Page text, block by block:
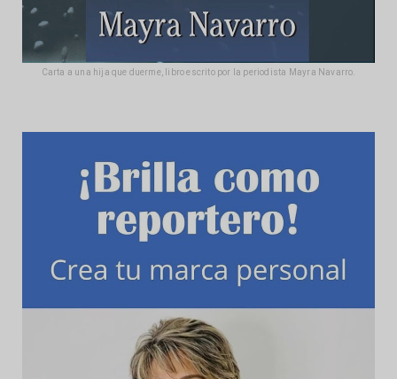
Carta a una hija que duerme, libro escrito por la periodista Mayra Navarro.